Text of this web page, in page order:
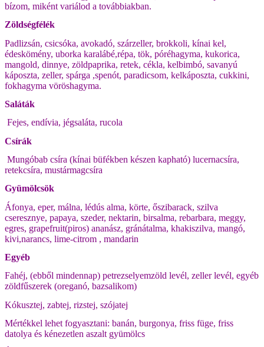
bízom, miként variálod a továbbiakban.
Zöldségfélék
Padlizsán, csicsóka, avokadó, szárzeller, brokkoli, kínai kel,
édeskömény, uborka karalábé,répa, tök, póréhagyma, kukorica,
mangold, dinnye, zöldpaprika, retek, cékla, kelbimbó, savanyú
káposzta, zeller, spárga ,spenót, paradicsom, kelkáposzta, cukkini,
fokhagyma vöröshagyma.
Saláták
Fejes, endívia, jégsaláta, rucola
Csírák
Mungóbab csíra (kínai büfékben készen kapható) lucernacsíra,
retekcsíra, mustármagcsíra
Gyümölcsök
Áfonya, eper, málna, lédús alma, körte, őszibarack, szilva
cseresznye, papaya, szeder, nektarin, birsalma, rebarbara, meggy,
egres, grapefruit(piros) ananász, gránátalma, khakiszilva, mangó,
kivi,narancs, lime-citrom , mandarin
Egyéb
Fahéj, (ebből mindennap) petrezselyemzöld levél, zeller levél, egyéb
zöldfűszerek (oreganó, bazsalikom)
Kókusztej, zabtej, rizstej, szójatej
Mértékkel lehet fogyasztani: banán, burgonya, friss füge, friss
datolya és kénezetlen aszalt gyümölcs